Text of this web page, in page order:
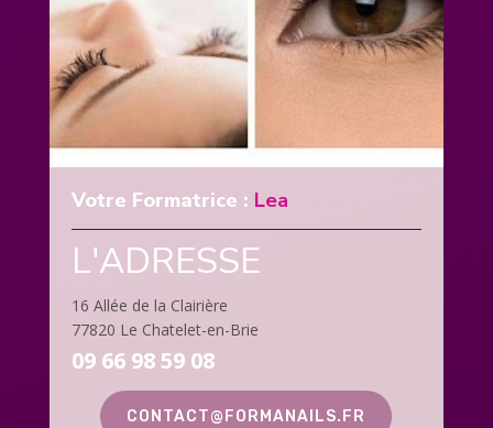
Votre Formatrice : Lea
L'ADRESSE
16 Allée de la Clairière
77820 Le Chatelet-en-Brie
09 66 98 59 08
CONTACT@FORMANAILS.FR